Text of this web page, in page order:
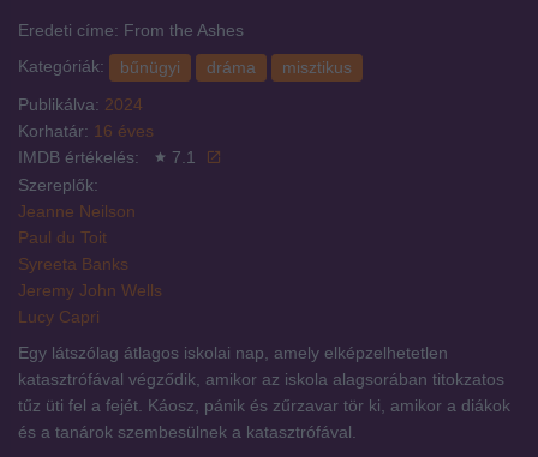
Eredeti címe: From the Ashes
Kategóriák:
bűnügyi dráma
misztikus
Publikálva: 2024
Korhatár: 16 éves
IMDB értékelés:
7.1
Szereplők:
Jeanne Neilson
Paul du Toit
Syreeta Banks
Jeremy John Wells
Lucy Capri
Egy látszólag átlagos iskolai nap, amely elképzelhetetlen
katasztrófával végződik, amikor az iskola alagsorában titokzatos
tűz üti fel a fejét. Káosz, pánik és zűrzavar tör ki, amikor a diákok
és a tanárok szembesülnek a katasztrófával.